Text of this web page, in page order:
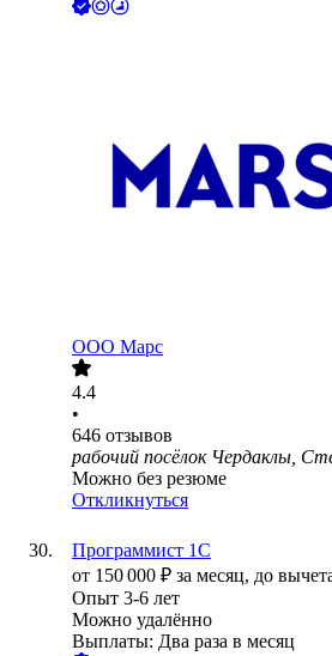
ООО Марс
4.4
•
646 отзывов
рабочий посёлок Чердаклы,
Можно без резюме
Откликнуться
Программист 1С
от 150 000 ₽ за месяц, до
Опыт 3-6 лет
Можно удалённо
Выплаты: Два раза в месяц